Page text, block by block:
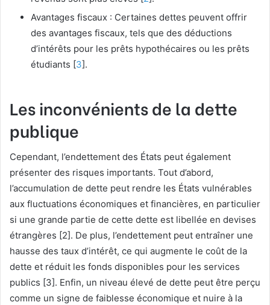
Avantages fiscaux : Certaines dettes peuvent offrir
des avantages fiscaux, tels que des déductions
d’intérêts pour les prêts hypothécaires ou les prêts
étudiants [3].
Les inconvénients de la dette
publique
Cependant, l’endettement des États peut également
présenter des risques importants. Tout d’abord,
l’accumulation de dette peut rendre les États vulnérables
aux fluctuations économiques et financières, en particulier
si une grande partie de cette dette est libellée en devises
étrangères [2]. De plus, l’endettement peut entraîner une
hausse des taux d’intérêt, ce qui augmente le coût de la
dette et réduit les fonds disponibles pour les services
publics [3]. Enfin, un niveau élevé de dette peut être perçu
comme un signe de faiblesse économique et nuire à la